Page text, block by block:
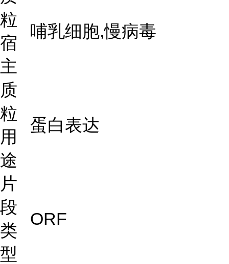
粒
宿
主
哺乳细胞,慢病毒
质
粒
用
途
蛋白表达
片
段
类
型
ORF